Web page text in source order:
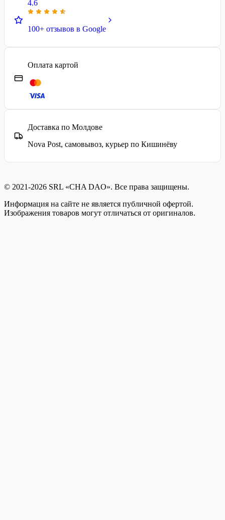
4.6
100+ отзывов в Google
Оплата картой
Доставка по Молдове
Nova Post, самовывоз, курьер по Кишинёву
© 2021-2026 SRL «CHA DAO». Все права защищены.
Информация на сайте не является публичной офертой.
Изображения товаров могут отличаться от оригиналов.